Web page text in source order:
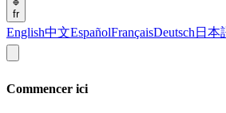
fr
English中文EspañolFrançaisDeutsch 日本
Commencer ici